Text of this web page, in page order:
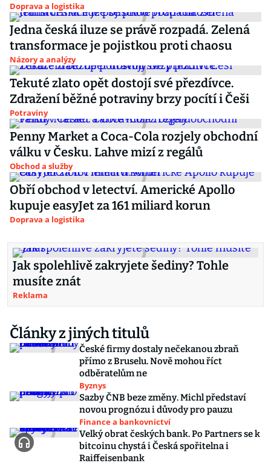
Doprava a logistika
Jedna česká iluze se právě rozpadá. Zelená
transformace je pojistkou proti chaosu
Názory a analýzy
Tekuté zlato opět dostojí své přezdívce.
Zdražení běžné potraviny brzy pocítí i Češi
Potraviny
Penny Market a Coca-Cola rozjely obchodní
válku v Česku. Lahve mizí z regálů
Obchod a služby
Obří obchod v letectví. Americké Apollo
kupuje easyJet za 161 miliard korun
Doprava a logistika
Jak spolehlivě zakryjete šediny? Tohle
musíte znát
Reklama
Články z jiných titulů
České firmy dostaly nečekanou zbraň
přímo z Bruselu. Nově mohou říct
odběratelům ne
Byznys
Sazby ČNB beze změny. Michl představí
novou prognózu i důvody pro pauzu
Finance a bankovnictví
Velký obrat českých bank. Po Partners se k
bitcoinu chystá i Česká spořitelna i
Raiffeisenbank